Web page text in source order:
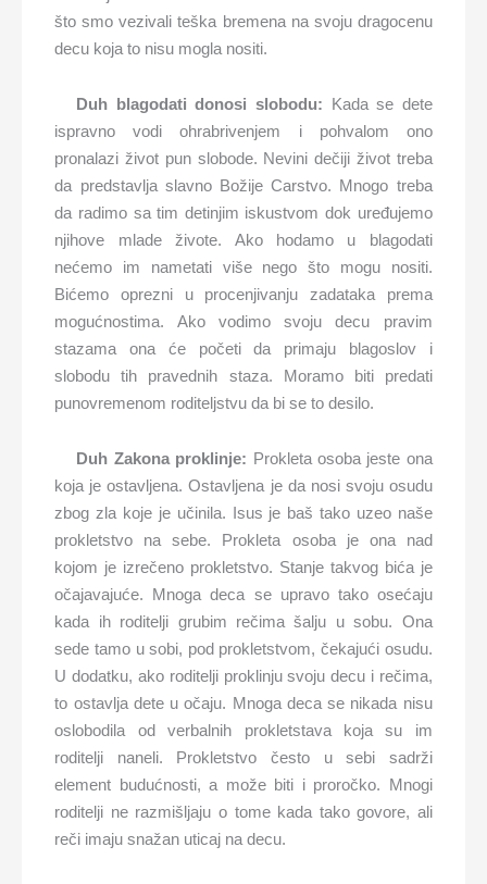
što smo vezivali teška bremena na svoju dragocenu
decu koja to nisu mogla nositi.
Duh blagodati donosi slobodu: Kada se dete
ispravno vodi ohrabrivenjem i pohvalom ono
pronalazi život pun slobode. Nevini dečiji život treba
da predstavlja slavno Božije Carstvo. Mnogo treba
da radimo sa tim detinjim iskustvom dok uređujemo
njihove mlade živote. Ako hodamo u blagodati
nećemo im nametati više nego što mogu nositi.
Bićemo oprezni u procenjivanju zadataka prema
mogućnostima. Ako vodimo svoju decu pravim
stazama ona će početi da primaju blagoslov i
slobodu tih pravednih staza. Moramo biti predati
punovremenom roditeljstvu da bi se to desilo.
Duh Zakona proklinje: Prokleta osoba jeste ona
koja je ostavljena. Ostavljena je da nosi svoju osudu
zbog zla koje je učinila. Isus je baš tako uzeo naše
prokletstvo na sebe. Prokleta osoba je ona nad
kojom je izrečeno prokletstvo. Stanje takvog bića je
očajavajuće. Mnoga deca se upravo tako osećaju
kada ih roditelji grubim rečima šalju u sobu. Ona
sede tamo u sobi, pod prokletstvom, čekajući osudu.
U dodatku, ako roditelji proklinju svoju decu i rečima,
to ostavlja dete u očaju. Mnoga deca se nikada nisu
oslobodila od verbalnih prokletstava koja su im
roditelji naneli. Prokletstvo često u sebi sadrži
element budućnosti, a može biti i proročko. Mnogi
roditelji ne razmišljaju o tome kada tako govore, ali
reči imaju snažan uticaj na decu.